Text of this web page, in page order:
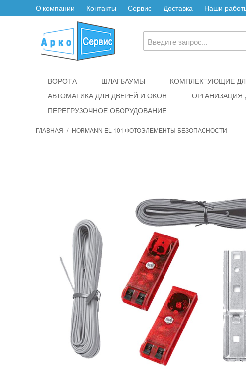
О компании Контакты Сервис Доставка Наши
ВОРОТА ШЛАГБАУМЫ КОМПЛЕКТУЮЩИЕ
АВТОМАТИКА ДЛЯ ДВЕРЕЙ И ОКОН
ОРГАНИЗАЦИЯ
ПЕРЕГРУЗОЧНОЕ ОБОРУДОВАНИЕ
ГЛАВНАЯ / HORMANN EL 101 ФОТОЭЛЕМЕНТЫ БЕЗОПАСНОСТИ